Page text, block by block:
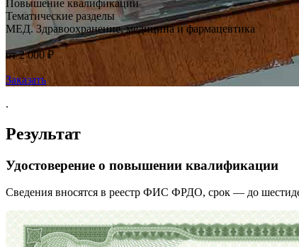
Повышение квалификации
Тематические разделы
МЕД. Здравоохранение, медицина и фармацевтика
от 2 000 ₽
Заказать
.
Результат
Удостоверение о повышении квалификации
Сведения вносятся в реестр ФИС ФРДО, срок — до